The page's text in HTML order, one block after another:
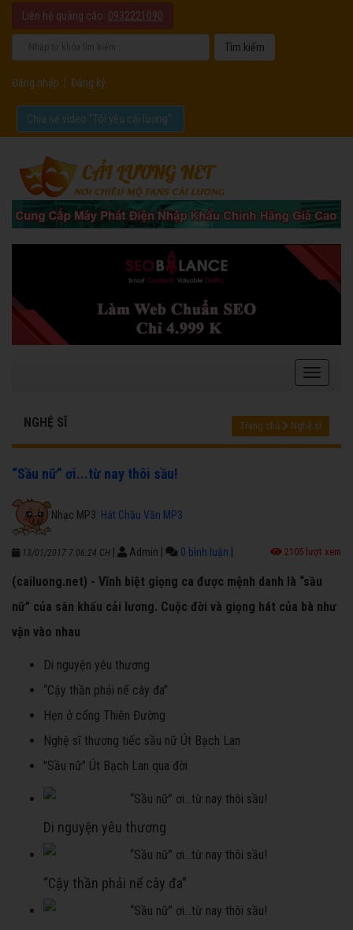
Liên hệ quảng cáo: 0932221090
Đăng nhập Đăng ký
Chia sẻ video "Tôi yêu cải lương".
NGHỆ SĨ Trang chủ Nghệ sĩ
“Sầu nữ” ơi...từ nay thôi sầu!
Nhạc MP3: Hát Chầu Văn MP3
13/01/2017 7:06:24 CH Admin 0 bình luận 2105 lượt xem
(cailuong.net) - Vĩnh biệt giọng ca được mệnh danh là “sầu
nữ” của sân khấu cải lương. Cuộc đời và giọng hát của bà như
vận vào nhau
Di nguyện yêu thương
“Cậy thần phải nể cây đa”
Hẹn ở cổng Thiên Đường
Nghệ sĩ thương tiếc sầu nữ Út Bạch Lan
"Sầu nữ" Út Bạch Lan qua đời
Di nguyện yêu thương
“Cậy thần phải nể cây đa”